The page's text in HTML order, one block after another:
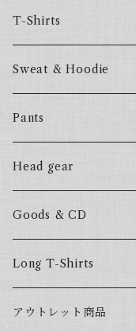
T-Shirts
57Fake
ALL HOOD
HOODSTAR
BIG HOMIE
Sweat & Hoodie
57Fake
ALL HOOD
HOODSTAR
BIG HOMIE
Pants
Head gear
Goods & CD
Mix CD
YamaGata Playerz
Long T-Shirts
ALLHOOD
アウトレット商品